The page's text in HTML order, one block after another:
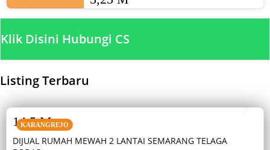
Klik Disini Hubungi CS
Listing Terbaru
KARANGREJO
DIJUAL RUMAH MEWAH 2 LANTAI SEMARANG TELAGA
14,5 M